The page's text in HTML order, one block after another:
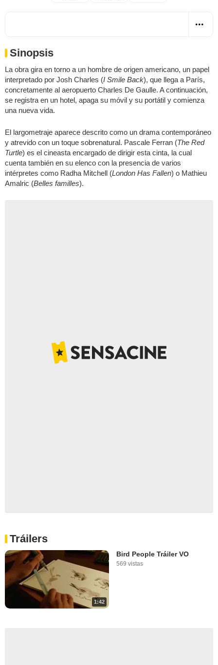
Sinopsis
La obra gira en torno a un hombre de origen americano, un papel
interpretado por Josh Charles (I Smile Back), que llega a París,
concretamente al aeropuerto Charles De Gaulle. A continuación,
se registra en un hotel, apaga su móvil y su portátil y comienza
una nueva vida.
El largometraje aparece descrito como un drama contemporáneo
y atrevido con un toque sobrenatural. Pascale Ferran (The Red
Turtle) es el cineasta encargado de dirigir esta cinta, la cual
cuenta también en su elenco con la presencia de varios
intérpretes como Radha Mitchell (London Has Fallen) o Mathieu
Amalric (Belles familles).
Tráilers
1:42
Bird People Tráiler VO
569 vistas